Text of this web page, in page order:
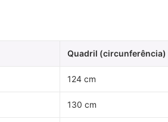
Quadril (circunferência)
124 cm
130 cm